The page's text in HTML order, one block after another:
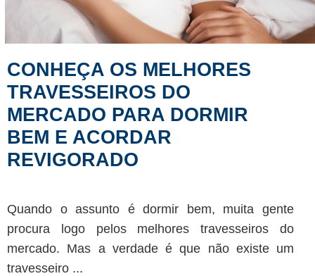
CONHEÇA OS MELHORES
TRAVESSEIROS DO
MERCADO PARA DORMIR
BEM E ACORDAR
REVIGORADO
Quando o assunto é dormir bem, muita gente
procura logo pelos melhores travesseiros do
mercado. Mas a verdade é que não existe um
travesseiro ...